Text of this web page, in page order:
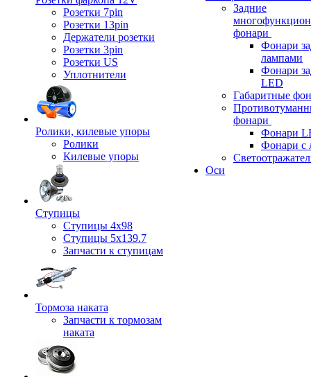
Розетки 7pin
Розетки 13pin
Держатели розетки
Розетки 3pin
Розетки US
Уплотнители
Ролики, килевые упоры
Ролики
Килевые упоры
Ступицы
Ступицы 4x98
Ступицы 5x139.7
Запчасти к ступицам
Тормоза наката
Запчасти к тормозам
наката
Задние
фонари
Фонари
лампами
Фонари
LED
Габаритные
фонари
Фонари
Фонари с
Оси